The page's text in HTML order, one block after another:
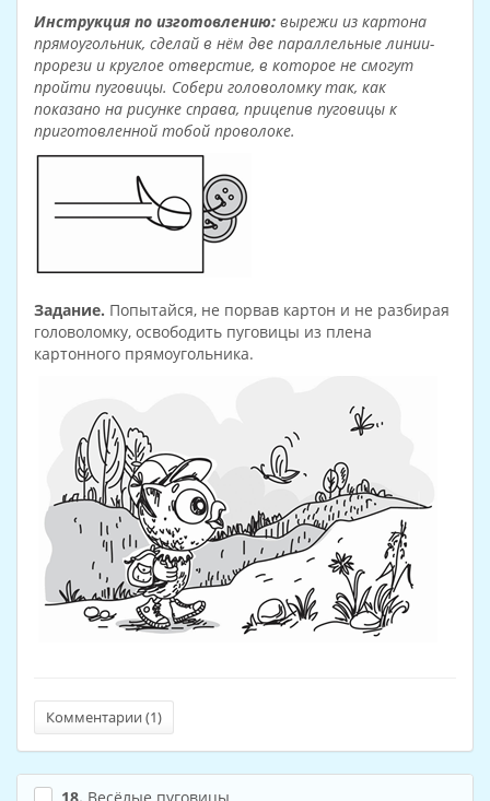
Инструкция по изготовлению: вырежи из картона
прямоугольник, сделай в нём две параллельные линии-
прорези и круглое отверстие, в которое не смогут
пройти пуговицы. Собери головоломку так, как
показано на рисунке справа, прицепив пуговицы к
приготовленной тобой проволоке.
Задание. Попытайся, не порвав картон и не разбирая
головоломку, освободить пуговицы из плена
картонного прямоугольника.
Комментарии (1)